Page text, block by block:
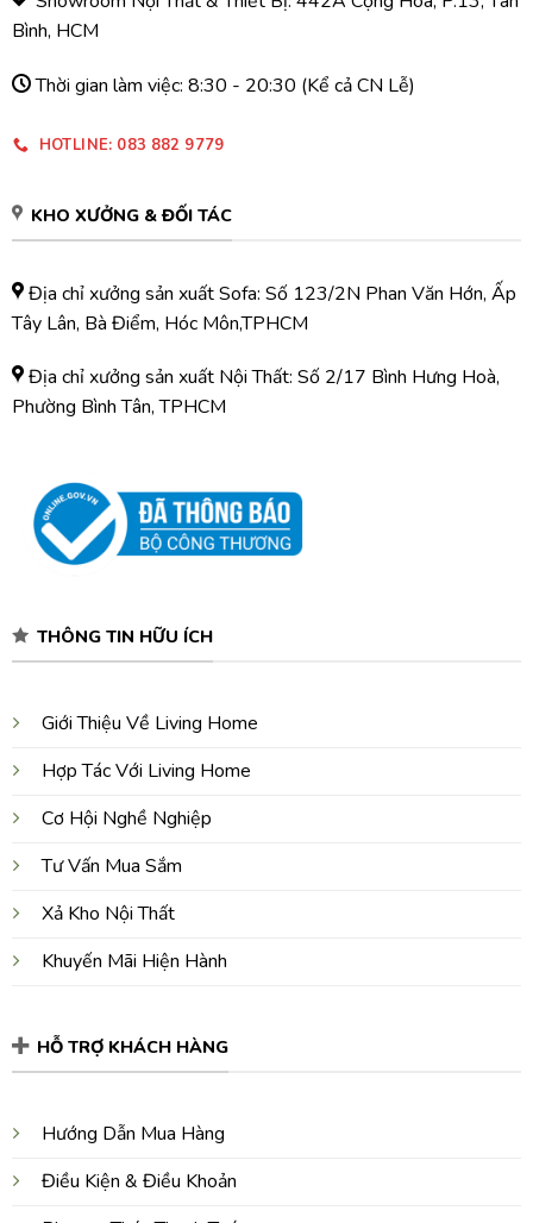
Bình, HCM
Thời gian làm việc: 8:30 - 20:30 (Kể cả CN Lễ)
HOTLINE: 083 882 9779
KHO XƯỞNG & ĐỐI TÁC
Địa chỉ xưởng sản xuất Sofa: Số 123/2N Phan Văn Hớn, Ấp
Tây Lân, Bà Điểm, Hóc Môn,TPHCM
Địa chỉ xưởng sản xuất Nội Thất: Số 2/17 Bình Hưng Hoà,
Phường Bình Tân, TPHCM
THÔNG TIN HỮU ÍCH
Giới Thiệu Về Living Home
Hợp Tác Với Living Home
Cơ Hội Nghề Nghiệp
Tư Vấn Mua Sắm
Xả Kho Nội Thất
Khuyến Mãi Hiện Hành
HỖ TRỢ KHÁCH HÀNG
Hướng Dẫn Mua Hàng
Điều Kiện & Điều Khoản